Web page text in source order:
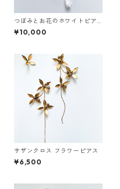
つぼみとお花のホワイトピア
ス
¥10,000
サザンクロス フラワーピアス
¥6,500